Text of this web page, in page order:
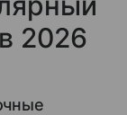
2026